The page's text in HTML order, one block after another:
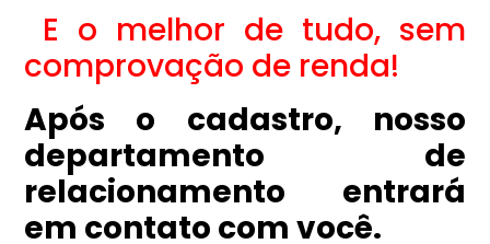
E o melhor de tudo, sem
comprovação de renda!
Após o cadastro, nosso
departamento de
relacionamento entrará
em contato com você.